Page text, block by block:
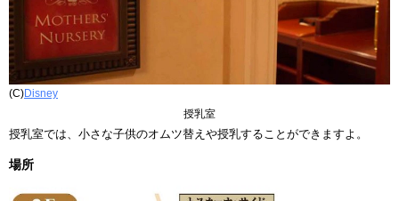
(C)Disney
授乳室
授乳室では、小さな子供のオムツ替えや授乳することができますよ。
場所